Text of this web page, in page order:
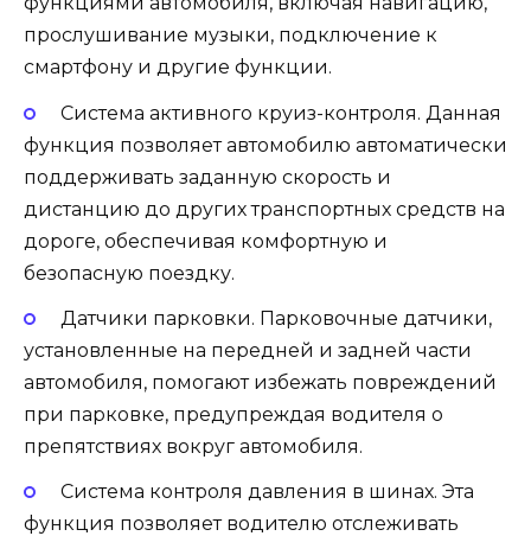
прослушивание музыки, подключение к
смартфону и другие функции.
Система активного круиз-контроля. Данная
функция позволяет автомобилю автоматически
поддерживать заданную скорость и
дистанцию до других транспортных средств на
дороге, обеспечивая комфортную и
безопасную поездку.
Датчики парковки. Парковочные датчики,
установленные на передней и задней части
автомобиля, помогают избежать повреждений
при парковке, предупреждая водителя о
препятствиях вокруг автомобиля.
Система контроля давления в шинах. Эта
функция позволяет водителю отслеживать